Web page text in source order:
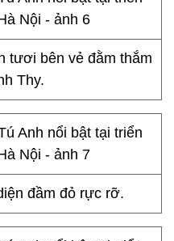
tươi bên vẻ đằm thắm
Thy.
đầm đỏ rực rỡ.